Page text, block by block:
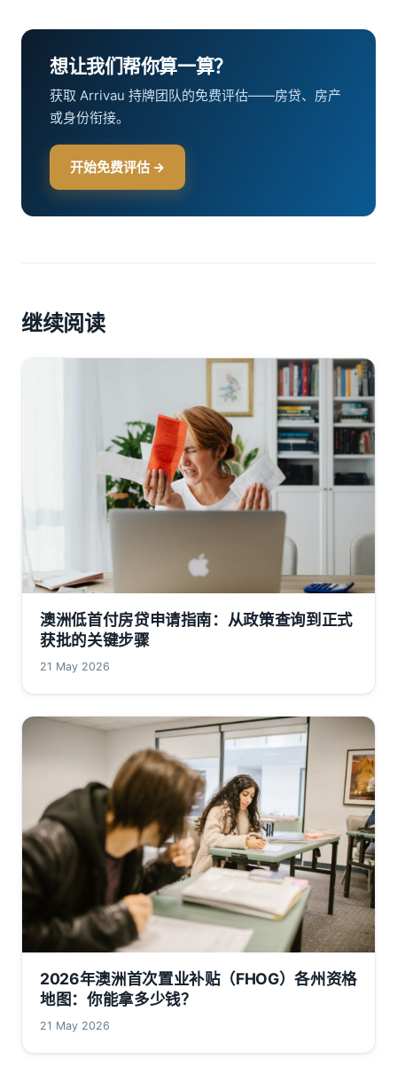
想让我们帮你算一算？
获取 Arrivau 持牌团队的免费评估——房贷、房产
或身份衔接。
开始免费评估 →
继续阅读
澳洲低首付房贷申请指南：从政策查询到正式
获批的关键步骤
21 May 2026
2026年澳洲首次置业补贴（FHOG）各州资格
地图：你能拿多少钱？
21 May 2026